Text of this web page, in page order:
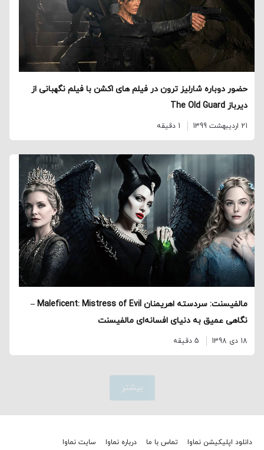
حضور دوباره شارلیز ترون در فیلم های اکشن با فیلم نگهبانی از
دیرباز The Old Guard
21 اردیبهشت 1399 1 دقیقه
مالفیسنت: سردسته اهریمنان Maleficent: Mistress of Evil –
نگاهی عمیق‌ به دنیای افسانه‌ای مالفیسنت
18 دی 1398 5 دقیقه
بیشتر
دانلود اپلیکیشن نماوا تماس با ما درباره نماوا سایت نماوا